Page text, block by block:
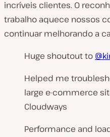
incríveis clientes. O
trabalho aquece nossos
continuar melhorando a
Huge shoutout to
Helped me
large e-commerce
Cloudways
Performance and